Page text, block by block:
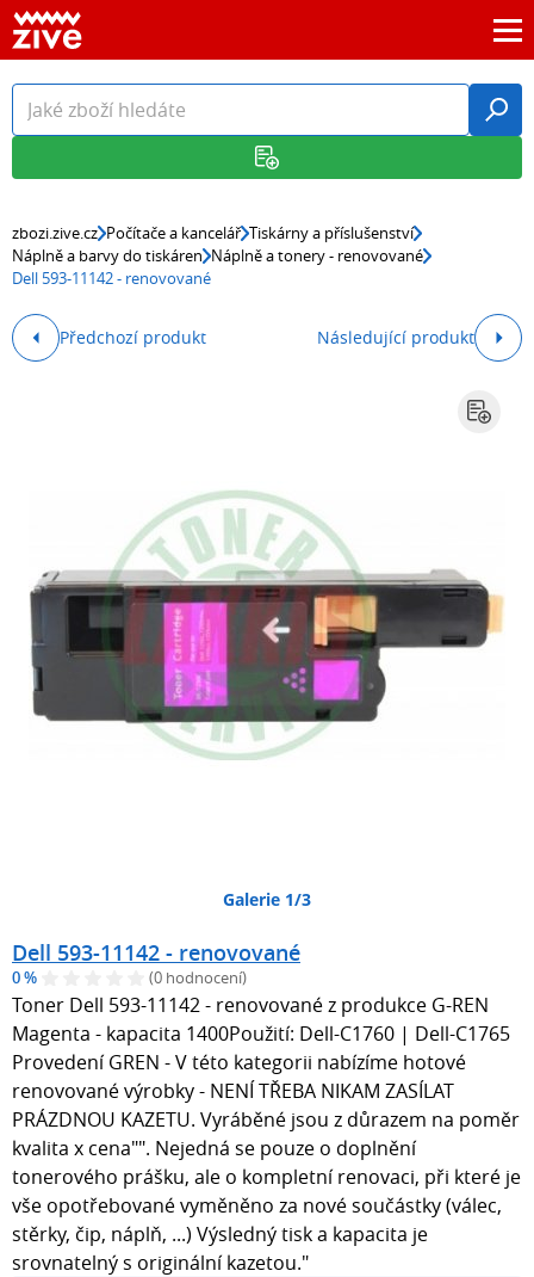
zbozi.zive.cz Počítače a kancelář Tiskárny a příslušenství
Náplně a barvy do tiskáren Náplně a tonery - renovované
Dell 593-11142 - renovované
Předchozí produkt Následující produkt
Galerie 1/3
Dell 593-11142 - renovované
0 % (0 hodnocení)
Toner Dell 593-11142 - renovované z produkce G-REN
Magenta - kapacita 1400Použití: Dell-C1760 | Dell-C1765
Provedení GREN - V této kategorii nabízíme hotové
renovované výrobky - NENÍ TŘEBA NIKAM ZASÍLAT
PRÁZDNOU KAZETU. Vyráběné jsou z důrazem na poměr
kvalita x cena"". Nejedná se pouze o doplnění
tonerového prášku, ale o kompletní renovaci, při které je
vše opotřebované vyměněno za nové součástky (válec,
stěrky, čip, náplň, ...) Výsledný tisk a kapacita je
srovnatelný s originální kazetou."